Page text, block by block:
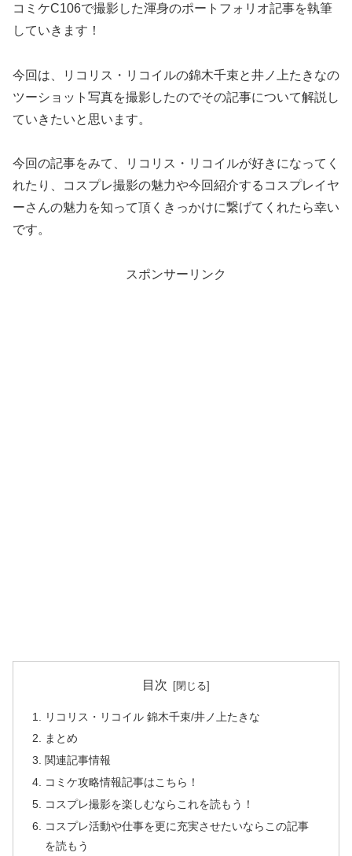
コミケC106で撮影した渾身のポートフォリオ記事を執筆
していきます！
今回は、リコリス・リコイルの錦木千束と井ノ上たきなの
ツーショット写真を撮影したのでその記事について解説し
ていきたいと思います。
今回の記事をみて、リコリス・リコイルが好きになってく
れたり、コスプレ撮影の魅力や今回紹介するコスプレイヤ
ーさんの魅力を知って頂くきっかけに繋げてくれたら幸い
です。
スポンサーリンク
目次
リコリス・リコイル 錦木千束/井ノ上たきな
まとめ
関連記事情報
コミケ攻略情報記事はこちら！
コスプレ撮影を楽しむならこれを読もう！
コスプレ活動や仕事を更に充実させたいならこの記事
を読もう